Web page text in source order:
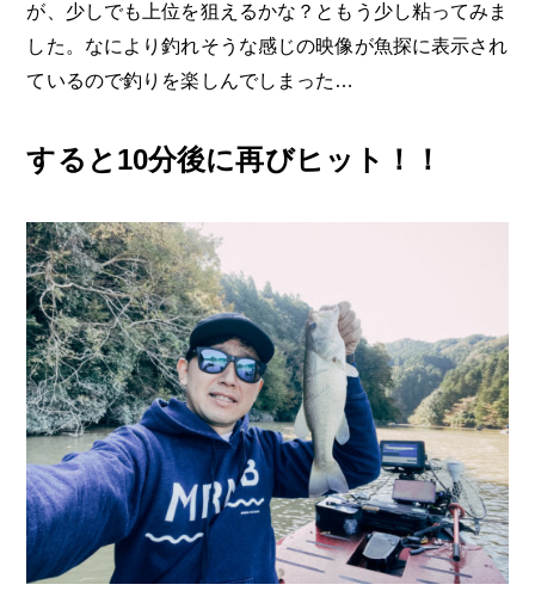
が、少しでも上位を狙えるかな？ともう少し粘ってみま
した。なにより釣れそうな感じの映像が魚探に表示され
ているので釣りを楽しんでしまった…
すると10分後に再びヒット！！